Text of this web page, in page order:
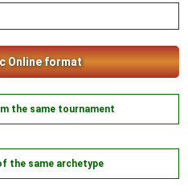
Online format
the same tournament
the same archetype